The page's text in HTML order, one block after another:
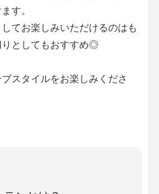
す。
てお楽しみいただけるのはも
りとしてもおすすめ◎
スタイルをお楽しみくださ